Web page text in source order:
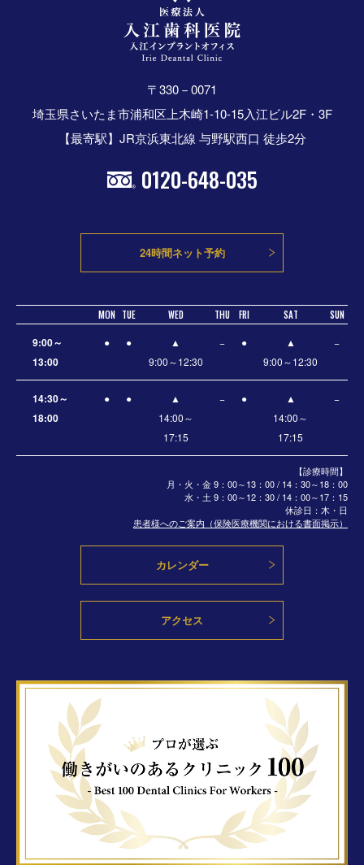
〒330－0071
埼玉県さいたま市浦和区上木崎1-10-15入江ビル2F・3F
【最寄駅】JR京浜東北線 与野駅西口 徒歩2分
0120-648-035
24時間ネット予約
MON TUE WED THU FRI SAT SUN
【診療時間】
月・火・金 9：00～13：00 / 14：30～18：00
水・土 9：00～12：30 / 14：00～17：15
休診日：木・日
患者様へのご案内（保険医療機関における書面掲示）
9:00～
13:00
● ●
▲
9:00～12:30
− ●
▲
9:00～12:30
−
14:30～
18:00
● ●
▲
14:00～
17:15
− ●
▲
14:00～
17:15
−
カレンダー
アクセス